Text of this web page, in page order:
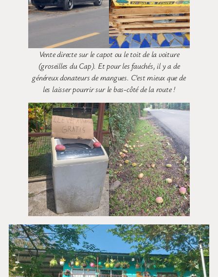
Vente directe sur le capot ou le toit de la voiture
(groseilles du Cap). Et pour les fauchés, il y a de
généreux donateurs de mangues. C’est mieux que de
les laisser pourrir sur le bas-côté de la route !